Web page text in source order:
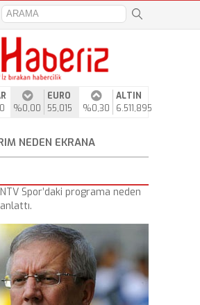
%0,00
EURO
55,015
%0,30
ALTIN
6.511,895
NEDEN EKRANA
NTV Spor’daki programa neden
anlattı.